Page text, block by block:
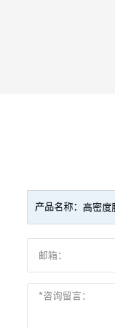
产品名称：高密度